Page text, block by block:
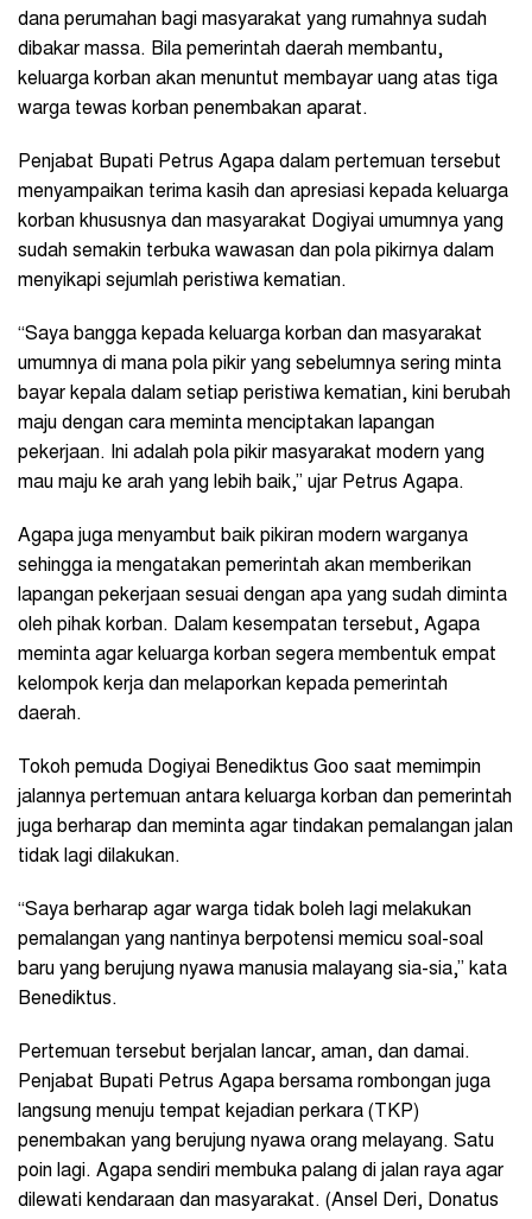
dana perumahan bagi masyarakat yang rumahnya sudah
dibakar massa. Bila pemerintah daerah membantu,
keluarga korban akan menuntut membayar uang atas tiga
warga tewas korban penembakan aparat.
Penjabat Bupati Petrus Agapa dalam pertemuan tersebut
menyampaikan terima kasih dan apresiasi kepada keluarga
korban khususnya dan masyarakat Dogiyai umumnya yang
sudah semakin terbuka wawasan dan pola pikirnya dalam
menyikapi sejumlah peristiwa kematian.
“Saya bangga kepada keluarga korban dan masyarakat
umumnya di mana pola pikir yang sebelumnya sering minta
bayar kepala dalam setiap peristiwa kematian, kini berubah
maju dengan cara meminta menciptakan lapangan
pekerjaan. Ini adalah pola pikir masyarakat modern yang
mau maju ke arah yang lebih baik,” ujar Petrus Agapa.
Agapa juga menyambut baik pikiran modern warganya
sehingga ia mengatakan pemerintah akan memberikan
lapangan pekerjaan sesuai dengan apa yang sudah diminta
oleh pihak korban. Dalam kesempatan tersebut, Agapa
meminta agar keluarga korban segera membentuk empat
kelompok kerja dan melaporkan kepada pemerintah
daerah.
Tokoh pemuda Dogiyai Benediktus Goo saat memimpin
jalannya pertemuan antara keluarga korban dan pemerintah
juga berharap dan meminta agar tindakan pemalangan jalan
tidak lagi dilakukan.
“Saya berharap agar warga tidak boleh lagi melakukan
pemalangan yang nantinya berpotensi memicu soal-soal
baru yang berujung nyawa manusia malayang sia-sia,” kata
Benediktus.
Pertemuan tersebut berjalan lancar, aman, dan damai.
Penjabat Bupati Petrus Agapa bersama rombongan juga
langsung menuju tempat kejadian perkara (TKP)
penembakan yang berujung nyawa orang melayang. Satu
poin lagi. Agapa sendiri membuka palang di jalan raya agar
dilewati kendaraan dan masyarakat. (Ansel Deri, Donatus